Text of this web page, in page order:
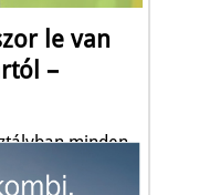
le van
–
minden